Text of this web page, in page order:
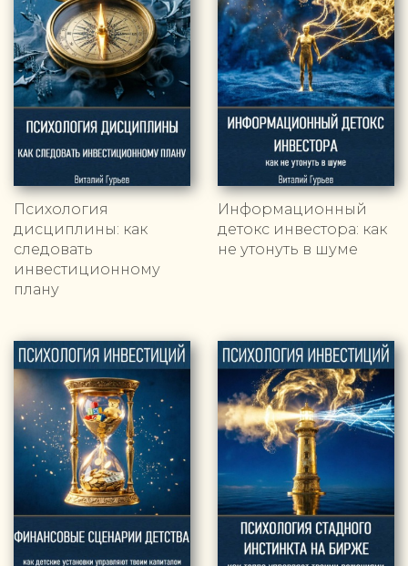
Психология
дисциплины: как
следовать
инвестиционному
плану
Информационный
детокс инвестора: как
не утонуть в шуме